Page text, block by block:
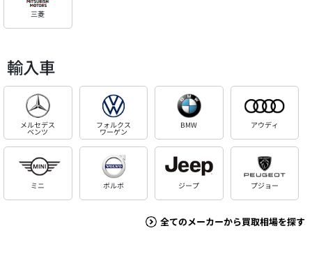
三菱
輸入車
メルセデス
ベンツ
フォルクス
ワーゲン
BMW アウディ
ミニ ボルボ ジープ プジョー
全てのメーカーから買取相場を探す